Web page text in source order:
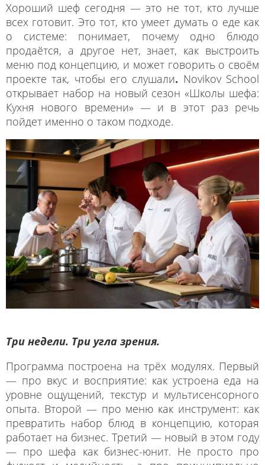
Хороший шеф сегодня — это не тот, кто лучше
всех готовит. Это тот, кто умеет думать о еде как
о системе: понимает, почему одно блюдо
продаётся, а другое нет, знает, как выстроить
меню под концепцию, и может говорить о своём
проекте так, чтобы его слушали. Novikov School
открывает набор на новый сезон «Школы шефа:
Кухня нового времени» — и в этот раз речь
пойдет именно о таком подходе.
Три недели. Три угла зрения.
Программа построена на трёх модулях. Первый
— про вкус и восприятие: как устроена еда на
уровне ощущений, текстур и мультисенсорного
опыта. Второй — про меню как инструмент: как
превратить набор блюд в концепцию, которая
работает на бизнес. Третий — новый в этом году
— про шефа как бизнес-юнит. Не просто про